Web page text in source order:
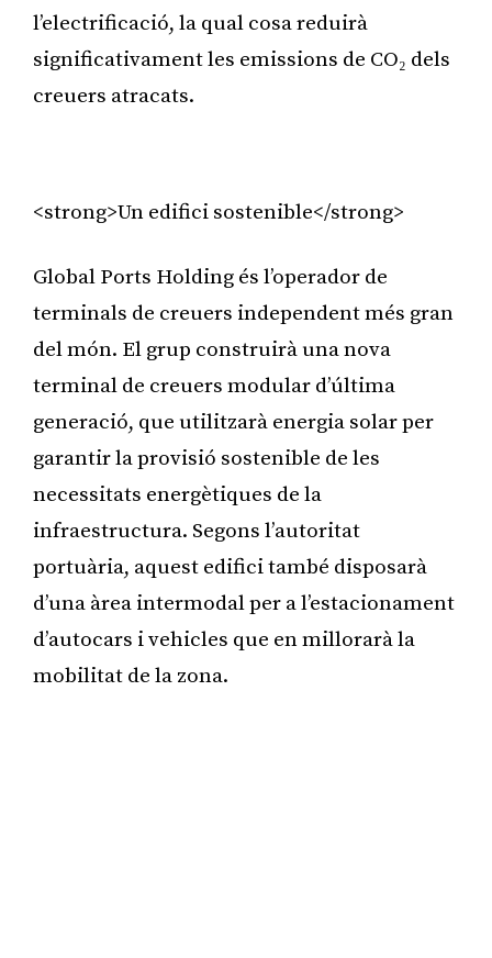
l’electrificació, la qual cosa reduirà
significativament les emissions de CO₂ dels
creuers atracats.
<strong>Un edifici sostenible</strong>
Global Ports Holding és l’operador de
terminals de creuers independent més gran
del món. El grup construirà una nova
terminal de creuers modular d’última
generació, que utilitzarà energia solar per
garantir la provisió sostenible de les
necessitats energètiques de la
infraestructura. Segons l’autoritat
portuària, aquest edifici també disposarà
d’una àrea intermodal per a l’estacionament
d’autocars i vehicles que en millorarà la
mobilitat de la zona.